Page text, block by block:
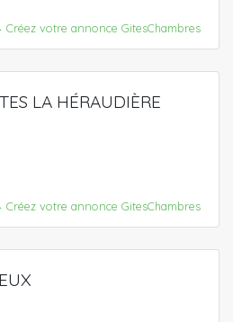
Créez votre annonce GitesChambres
LA HÉRAUDIÈRE
Créez votre annonce GitesChambres